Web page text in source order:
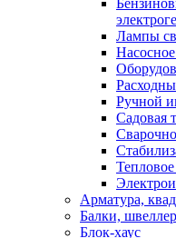
Лампы
Ручной
Садовая
Арматура,
Балки,
Блок-хаус